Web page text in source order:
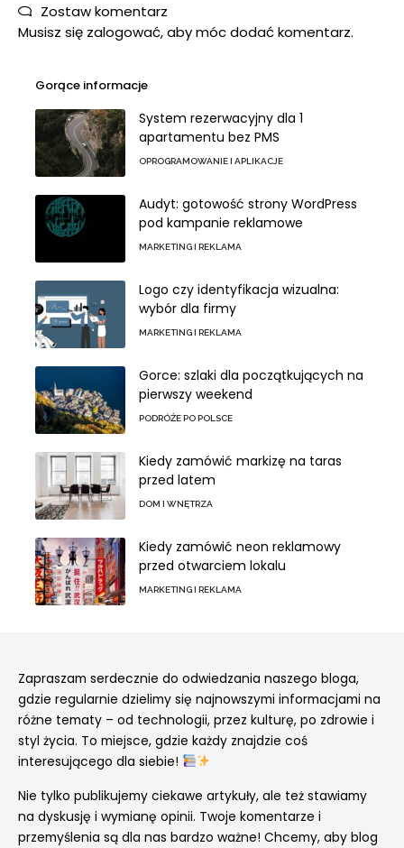
Zostaw komentarz
Musisz się zalogować, aby móc dodać komentarz.
Gorące informacje
System rezerwacyjny dla 1
apartamentu bez PMS
OPROGRAMOWANIE I APLIKACJE
Audyt: gotowość strony WordPress
pod kampanie reklamowe
MARKETING I REKLAMA
Logo czy identyfikacja wizualna:
wybór dla firmy
MARKETING I REKLAMA
Gorce: szlaki dla początkujących na
pierwszy weekend
PODRÓŻE PO POLSCE
Kiedy zamówić markizę na taras
przed latem
DOM I WNĘTRZA
Kiedy zamówić neon reklamowy
przed otwarciem lokalu
MARKETING I REKLAMA
Zapraszam serdecznie do odwiedzania naszego bloga,
gdzie regularnie dzielimy się najnowszymi informacjami na
różne tematy – od technologii, przez kulturę, po zdrowie i
styl życia. To miejsce, gdzie każdy znajdzie coś
interesującego dla siebie!
Nie tylko publikujemy ciekawe artykuły, ale też stawiamy
na dyskusję i wymianę opinii. Twoje komentarze i
przemyślenia są dla nas bardzo ważne! Chcemy, aby blog